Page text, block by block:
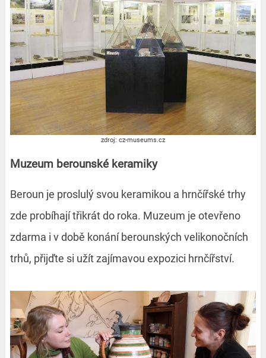
zdroj: cz-museums.cz
Muzeum berounské keramiky
Beroun je proslulý svou keramikou a hrnčířské trhy
zde probíhají třikrát do roka. Muzeum je otevřeno
zdarma i v době konání berounských velikonočních
trhů, přijďte si užít zajímavou expozici hrnčířství.